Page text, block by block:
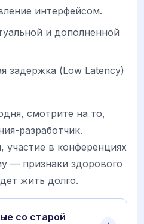
интерфейсом.
и дополненной
задержка (Low Latency)
смотрите на то,
разработчик.
участие в конференциях
— признаки здорового
жить долго.
со старой